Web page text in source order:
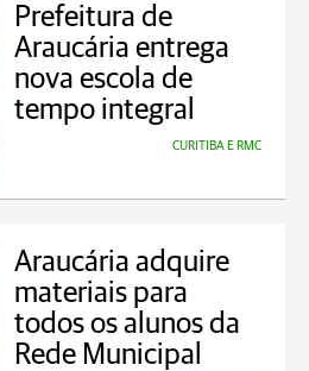
Prefeitura de
Araucária entrega
nova escola de
tempo integral
CURITIBA E RMC
Araucária adquire
materiais para
todos os alunos da
Rede Municipal